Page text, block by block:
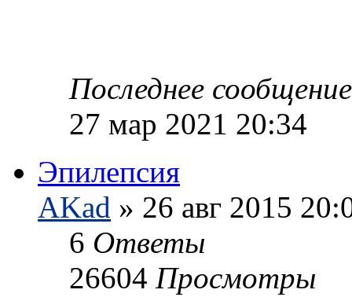
Последнее
27 мар 2021 20:34
Эпилепсия
AKad » 26 авг 2015
6 Ответы
26604 Просмотры